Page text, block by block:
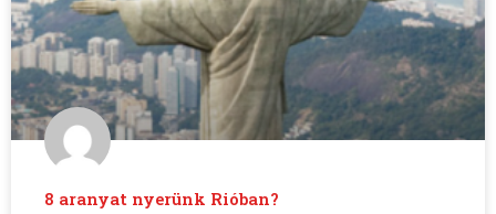
8 aranyat nyerünk Rióban?